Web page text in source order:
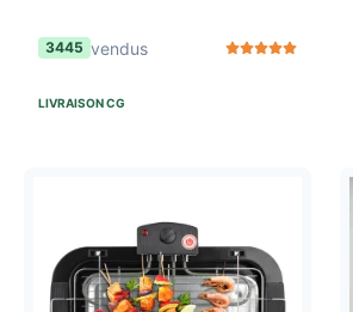
3445 vendus
LIVRAISONCG